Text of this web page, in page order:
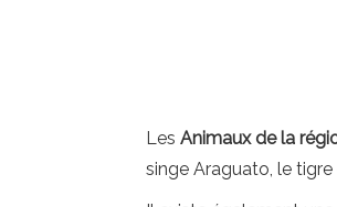
Les Animaux de la
singe Araguato, le